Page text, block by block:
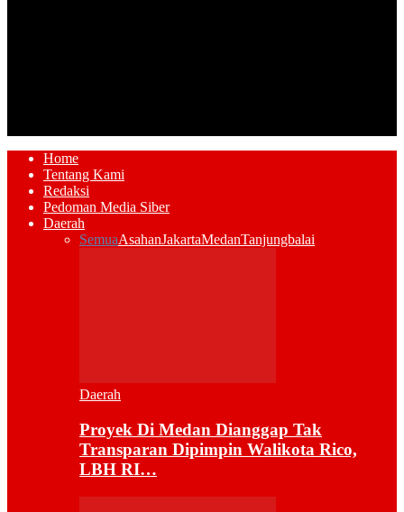
Home
Tentang Kami
Redaksi
Pedoman Media Siber
Daerah
SemuaAsahanJakartaMedanTanjungbalai
Daerah
Proyek Di Medan Dianggap Tak
Transparan Dipimpin Walikota Rico,
LBH RI…